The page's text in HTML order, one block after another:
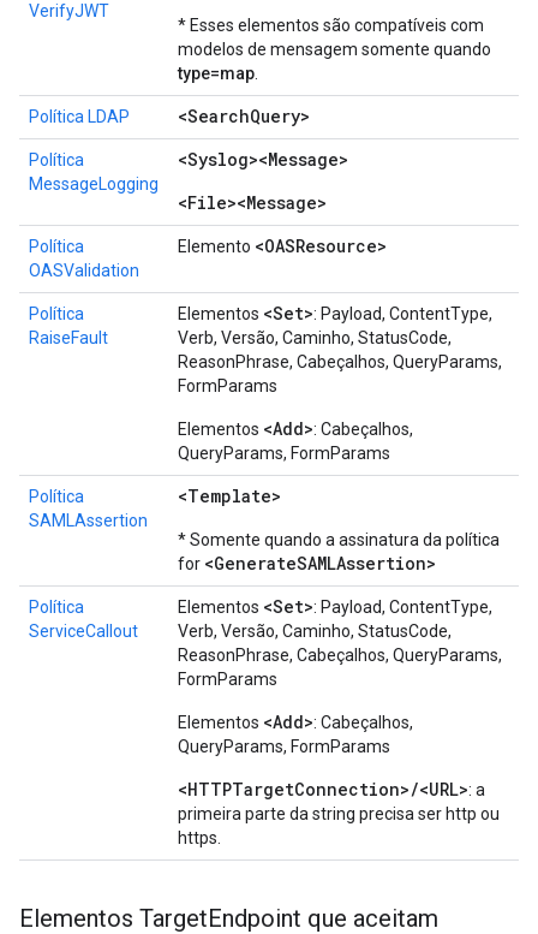
VerifyJWT
* Esses elementos são compatíveis com
modelos de mensagem somente quando
type=map
Política LDAP <SearchQuery>
Política
MessageLogging
<Syslog><Message>
<File><Message>
Política
OASValidation
Elemento <OASResource>
Política
RaiseFault
Elementos <Set>: Payload, ContentType,
Verb, Versão, Caminho, StatusCode,
ReasonPhrase, Cabeçalhos, QueryParams,
FormParams
Elementos <Add>: Cabeçalhos,
QueryParams, FormParams
Política
SAMLAssertion
<Template>
* Somente quando a assinatura da política
for <GenerateSAMLAssertion>
Política
ServiceCallout
Elementos <Set>: Payload, ContentType,
Verb, Versão, Caminho, StatusCode,
ReasonPhrase, Cabeçalhos, QueryParams,
FormParams
Elementos <Add>: Cabeçalhos,
QueryParams, FormParams
<HTTPTargetConnection>/<URL>: a
primeira parte da string precisa ser http ou
https.
Elementos TargetEndpoint que aceitam